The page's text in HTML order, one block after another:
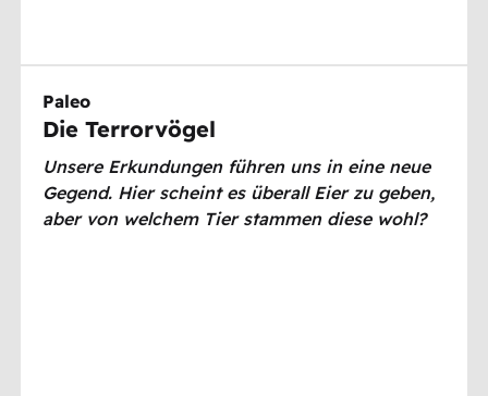
Paleo
Die Terrorvögel
Unsere Erkundungen führen uns in eine neue
Gegend. Hier scheint es überall Eier zu geben,
aber von welchem Tier stammen diese wohl?